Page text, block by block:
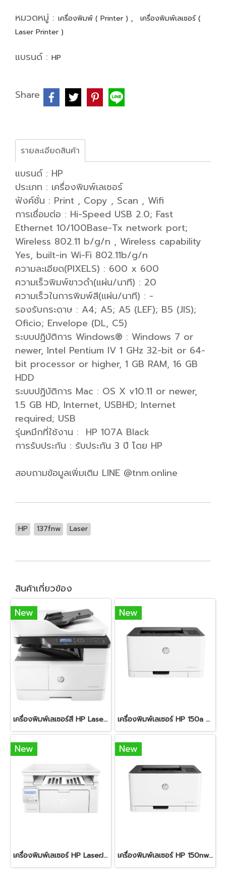
หมวดหมู่ : เครื่องพิมพ์ ( Printer ) ,
เครื่องพิมพ์เลเซอร์ (
Laser Printer )
แบรนด์ : HP
Share
รายละเอียดสินค้า
แบรนด์ : HP
ประเภท : เครื่องพิมพ์เลเซอร์
ฟังค์ชั่น : Print , Copy , Scan , Wifi
การเชื่อมต่อ : Hi-Speed USB 2.0; Fast
Ethernet 10/100Base-Tx network port;
Wireless 802.11 b/g/n , Wireless capability
Yes, built-in Wi-Fi 802.11b/g/n
ความละเอียด(PIXELS) : 600 x 600
ความเร็วพิมพ์ขาวดำ(แผ่น/นาที) : 20
ความเร็วในการพิมพ์สี(แผ่น/นาที) : -
รองรับกระดาษ : A4; A5; A5 (LEF); B5 (JIS);
Oficio; Envelope (DL, C5)
ระบบปฏิบัติการ Windows® : Windows 7 or
newer, Intel Pentium IV 1 GHz 32-bit or 64-
bit processor or higher, 1 GB RAM, 16 GB
HDD
ระบบปฏิบัติการ Mac : OS X v10.11 or newer,
1.5 GB HD, Internet, USBHD; Internet
required; USB
รุ่นหมึกที่ใช้งาน : HP 107A Black
การรับประกัน : รับประกัน 3 ปี โดย HP
สอบถามข้อมูลเพิ่มเติม LINE @tnm.online
HP 137fnw Laser
สินค้าเกี่ยวข้อง
New
เครื่องพิมพ์เลเซอร์สี HP LaserJet MFP M42623dn
New
เครื่องพิมพ์เลเซอร์ HP 150a Color Laser
New
เครื่องพิมพ์เลเซอร์ HP LaserJet Pro MFP-M130NW
New
เครื่องพิมพ์เลเซอร์ HP 150nw Color Laser